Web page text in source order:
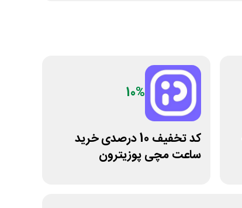
10%
کد تخفیف 10 درصدی خرید
ساعت مچی پوزیترون